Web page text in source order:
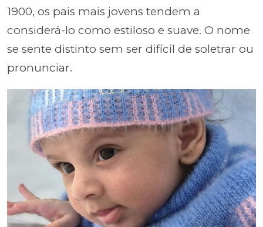
1900, os pais mais jovens tendem a
considerá-lo como estiloso e suave. O nome
se sente distinto sem ser difícil de soletrar ou
pronunciar.